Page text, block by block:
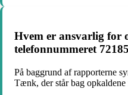
Hvem er ansvarlig for
telefonnummeret
På baggrund af rapporterne
Tænk, der står bag